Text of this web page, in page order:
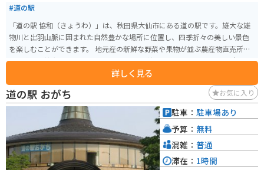
#道の駅
「道の駅 協和（きょうわ）」は、秋田県大仙市にある道の駅です。雄大な雄
物川と出羽山脈に囲まれた自然豊かな場所に位置し、四季折々の美しい景色
を楽しむことができます。 地元産の新鮮な野菜や果物が並ぶ農産物直売所
は、道の駅協和の目 highlight です。特に、秋田県を代表するブランド米「あ
きたこまち」は、ここで買うのがおすすめです。また、併設のレストランで
は、地元食材をふんだんに使った料理が楽しめます。 バイクで訪れる際は、
道の駅から雄物川沿いを走るのがおすすめです。雄大な流れを間近に感じな
がら、爽快なツーリングを楽しめます。周辺には、温泉施設もあるので、ツ
ーリングの疲れを癒やすこともできます。道の駅協和は、自然と食、温泉が
楽しめる、秋田観光の拠点に最適な場所です。
詳しく見る
道の駅 おがち お気に入り
駐車： 駐車場あり
予算： 無料
混雑： 普通
滞在： 1時間